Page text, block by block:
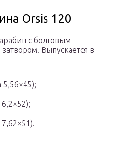
Orsis 120
с болтовым
Выпускается в
5,56×45);